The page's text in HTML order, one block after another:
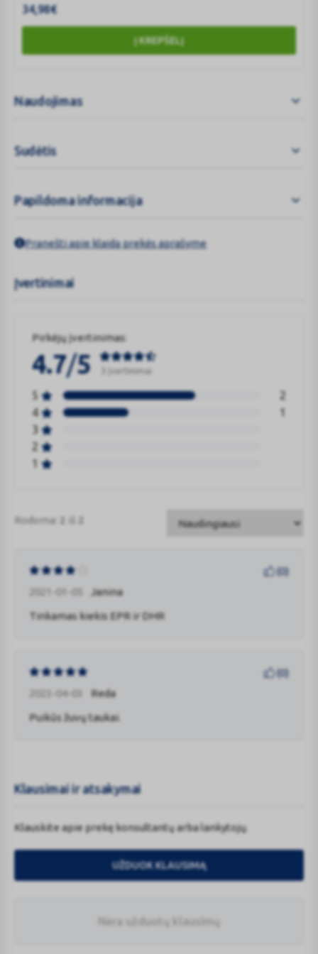
34,98€
Į KREPŠELĮ
Naudojimas
Sudėtis
Papildoma informacija
Pranešti apie klaidą prekės aprašyme
Įvertinimai
Pirkėjų įvertinimas:
4.7/5 3 Įvertinimai
5
2
4
1
3
2
1
Rodoma: 2 iš 2
2023-04-03 Reda
(0)
Puikūs žuvų taukai.
2021-01-05 Janina
(0)
Tinkamas kiekis EPR ir DHR
Klausimai ir atsakymai
Klauskite apie prekę konsultantų arba lankytojų.
UŽDUOK KLAUSIMĄ
Nėra užduotų klausimų